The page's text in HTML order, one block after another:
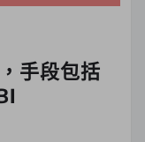
手段包括